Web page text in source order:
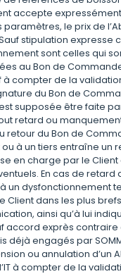
accepte
le prix de
stipulation expresse
sont celles qui
au Bon de
à compter de la
du Bon de
supposée être faite
retard ou
retour du Bon de
à un tiers entraîne un
en charge par le Client
En cas de retard
un dysfonctionnement
Client dans les plus
ainsi qu’à lui
accord exprès contraire
déjà engagés par
ou annulation d’un
à compter de la